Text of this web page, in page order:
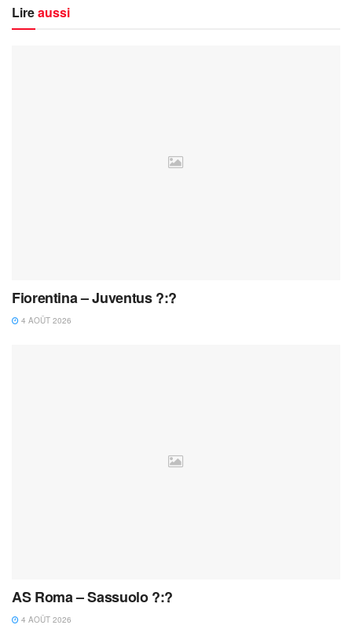
Lireaussi
Fiorentina – Juventus ?:?
4 AOÛT 2026
AS Roma – Sassuolo ?:?
4 AOÛT 2026